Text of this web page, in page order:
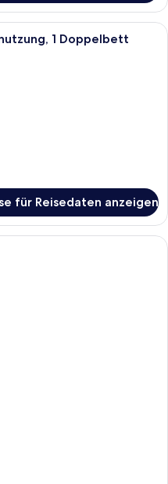
Hotelzimmer mit Bett, einer
1 Doppelbett
für Reisedaten anzeigen